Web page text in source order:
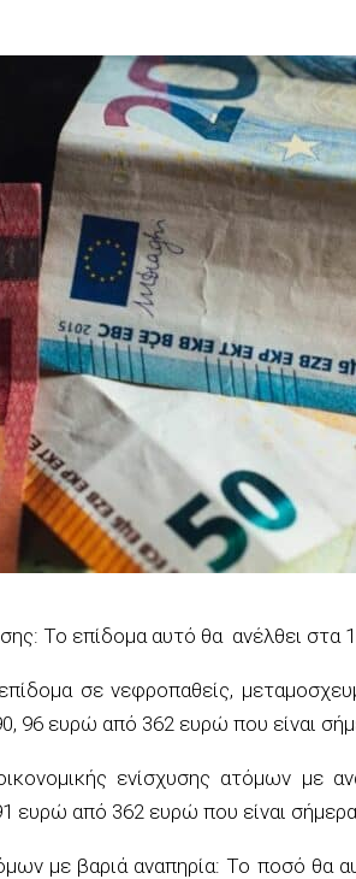
Το επίδομα αυτό θα ανέλθει στα
σε νεφροπαθείς,
96 ευρώ από 362 ευρώ που είναι
ενίσχυσης ατόμων με
ευρώ από 362 ευρώ που είναι
με βαριά αναπηρία: Το ποσό θα